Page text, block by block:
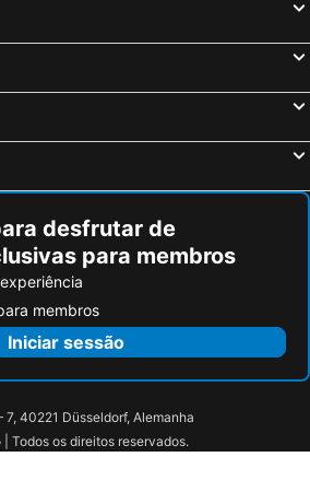
desfrutar de
para membros
membros
Iniciar sessão
7, 40221 Düsseldorf, Alemanha
Todos os direitos reservados.